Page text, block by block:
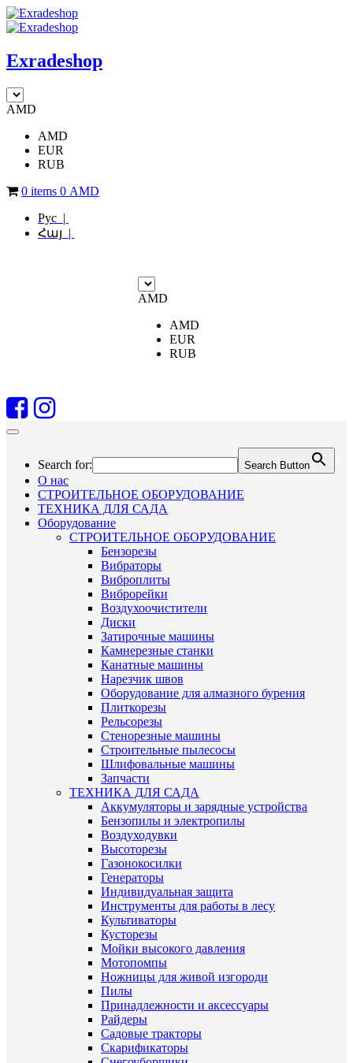
Exradeshop
AMD
AMD
EUR
RUB
0 items 0 AMD
Рус |
Հայ |
AMD
AMD
EUR
RUB
Search for: Search Button
О нас
СТРОИТЕЛЬНОЕ ОБОРУДОВАНИЕ
ТЕХНИКА ДЛЯ САДА
Оборудование
СТРОИТЕЛЬНОЕ ОБОРУДОВАНИЕ
Бензорезы
Вибраторы
Виброплиты
Виброрейки
Воздухоочистители
Диски
Затирочные машины
Камнерезные станки
Канатные машины
Нарезчик швов
Оборудование для алмазного бурения
Плиткорезы
Рельсорезы
Стенорезные машины
Строительные пылесосы
Шлифовальные машины
Запчасти
ТЕХНИКА ДЛЯ САДА
Аккумуляторы и зарядные устройства
Бензопилы и электропилы
Воздуходувки
Высоторезы
Газонокосилки
Генераторы
Индивидуальная защита
Инструменты для работы в лесу
Культиваторы
Кусторезы
Мойки высокого давления
Мотопомпы
Ножницы для живой изгороди
Пилы
Принадлежности и аксессуары
Райдеры
Садовые тракторы
Скарификаторы